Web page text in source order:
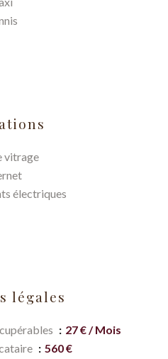
vitrage
électriques
légales
27 € / Mois
560 €